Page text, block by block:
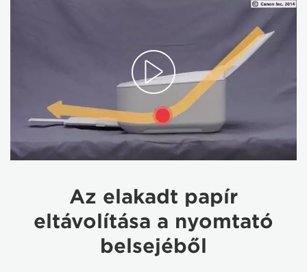
Az elakadt papír
eltávolítása a nyomtató
belsejéből